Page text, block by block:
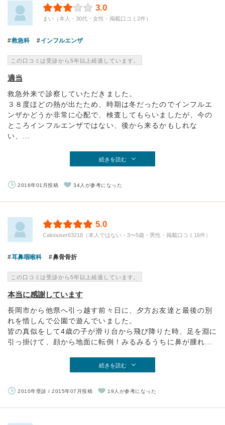
3.0
まい（本人・30代・女性・掲載口コミ2件）
救急科 インフルエンザ
この口コミは受診から5年以上経過しています。
適当
救急外来で診察していただきました。
３８度ほどの熱が出たため、時期は冬だったのでインフルエ
ンザかどうか非常に心配で、検査してもらいましたが、今の
ところインフルエンザではない、後から来るかもしれな
い、...
続きを読む
2016年01月投稿 34人が参考になった
5.0
Caloouser63218（本人ではない・3〜5歳・男性・掲載口コミ16件）
耳鼻咽喉科 鼻骨骨折
この口コミは受診から5年以上経過しています。
本当に感謝しています
長岡市から他県へ引っ越す前々日に、夕方お友達と最後の別
れを惜しんで公園で遊んでいました。
皆の真似をして4歳の子が滑り台から飛び降りた時、足を淵に
引っ掛けて、顔から地面に転倒！みるみるうちに鼻が腫れ...
続きを読む
2010年受診 / 2015年07月投稿 19人が参考になった